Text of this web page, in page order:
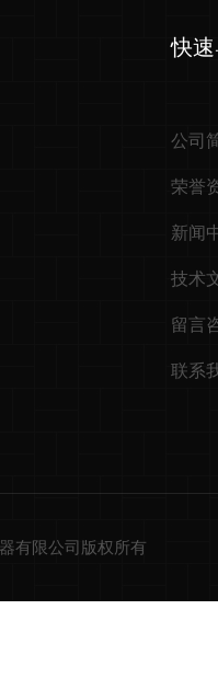
快
公司
荣誉
新闻
技术
留言
联系
有限公司版权所有